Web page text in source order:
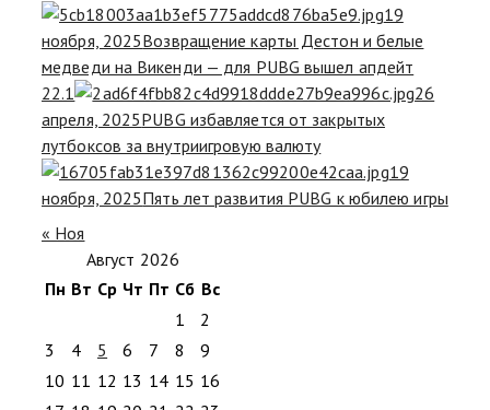
19
ноября, 2025Возвращение карты Дестон и белые
медведи на Викенди — для PUBG вышел апдейт
22.1
26
апреля, 2025PUBG избавляется от закрытых
лутбоксов за внутриигровую валюту
19
ноября, 2025Пять лет развития PUBG к юбилею игры
« Ноя
Август 2026
Пн Вт Ср Чт Пт Сб Вс
1
2
3
4 5 6 7 8
9
10 11 12 13 14 15 16